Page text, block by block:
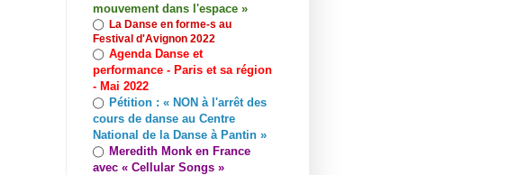
mouvement dans l'espace »
◯ La Danse en forme-s au
Festival d'Avignon 2022
◯ Agenda Danse et
performance - Paris et sa région
- Mai 2022
◯ Pétition : « NON à l'arrêt des
cours de danse au Centre
National de la Danse à Pantin »
◯ Meredith Monk en France
avec « Cellular Songs »